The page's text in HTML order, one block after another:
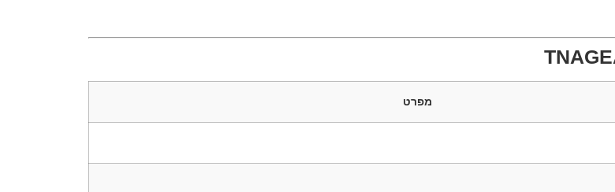
מפרט